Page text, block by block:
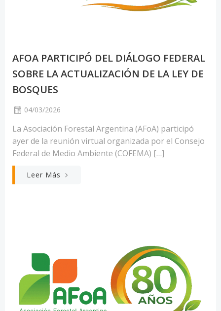
AFOA PARTICIPÓ DEL DIÁLOGO FEDERAL
SOBRE LA ACTUALIZACIÓN DE LA LEY DE
BOSQUES
04/03/2026
La Asociación Forestal Argentina (AFoA) participó
ayer de la reunión virtual organizada por el Consejo
Federal de Medio Ambiente (COFEMA) […]
Leer Más